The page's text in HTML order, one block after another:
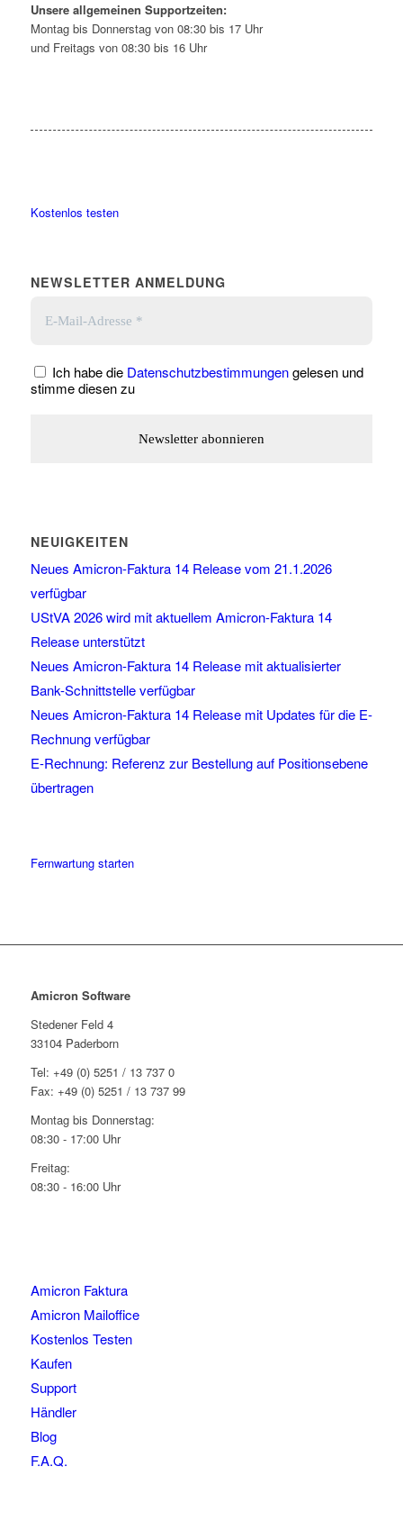
Unsere allgemeinen Supportzeiten:
Montag bis Donnerstag von 08:30 bis 17 Uhr
und Freitags von 08:30 bis 16 Uhr
Kostenlos testen
NEWSLETTER ANMELDUNG
Ich habe die Datenschutzbestimmungengelesen und
stimme diesen zu
NEUIGKEITEN
Neues Amicron-Faktura 14 Release vom 21.1.2026
verfügbar
UStVA 2026 wird mit aktuellem Amicron-Faktura 14
Release unterstützt
Neues Amicron-Faktura 14 Release mit aktualisierter
Bank-Schnittstelle verfügbar
Neues Amicron-Faktura 14 Release mit Updates für die E-
Rechnung verfügbar
E-Rechnung: Referenz zur Bestellung auf Positionsebene
übertragen
Fernwartung starten
Amicron Software
Stedener Feld 4
33104 Paderborn
Tel: +49 (0) 5251 / 13 737 0
Fax: +49 (0) 5251 / 13 737 99
Montag bis Donnerstag:
08:30 - 17:00 Uhr
Freitag:
08:30 - 16:00 Uhr
Amicron Faktura
Amicron Mailoffice
Kostenlos Testen
Kaufen
Support
Händler
Blog
F.A.Q.